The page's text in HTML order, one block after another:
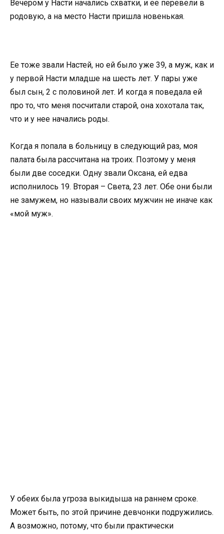
Вечером у Насти начались схватки, и ее перевели в
родовую, а на место Насти пришла новенькая.
Ее тоже звали Настей, но ей было уже 39, а муж, как и
у первой Насти младше на шесть лет. У пары уже
был сын, 2 с половиной лет. И когда я поведала ей
про то, что меня посчитали старой, она хохотала так,
что и у нее начались роды.
Когда я попала в больницу в следующий раз, моя
палата была рассчитана на троих. Поэтому у меня
были две соседки. Одну звали Оксана, ей едва
исполнилось 19. Вторая – Света, 23 лет. Обе они были
не замужем, но называли своих мужчин не иначе как
«мой муж».
У обеих была угроза выкидыша на раннем сроке.
Может быть, по этой причине девчонки подружились.
А возможно, потому, что были практически